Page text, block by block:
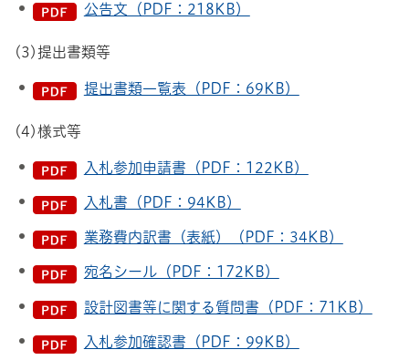
公告文（PDF：218KB）
(3)提出書類等
提出書類一覧表（PDF：69KB）
(4)様式等
入札参加申請書（PDF：122KB）
入札書（PDF：94KB）
業務費内訳書（表紙）（PDF：34KB）
宛名シール（PDF：172KB）
設計図書等に関する質問書（PDF：71KB）
入札参加確認書（PDF：99KB）